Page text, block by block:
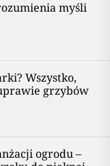
myśli
Wszystko,
grzybów
ogrodu –